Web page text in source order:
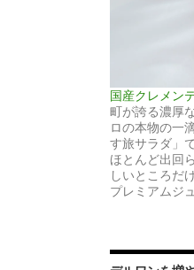
国産クレメン
町が誇る濃厚
ロの本物の一
す旅サラダ」
ほとんど出回
しいところだ
プレミアムジ